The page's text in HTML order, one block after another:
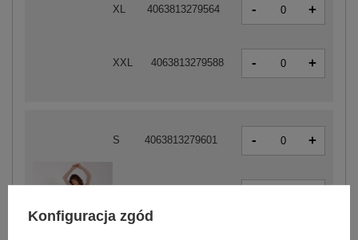
XL 4063813279564 - +
XXL 4063813279588 - +
S 4063813279601 - +
Konfiguracja zgód